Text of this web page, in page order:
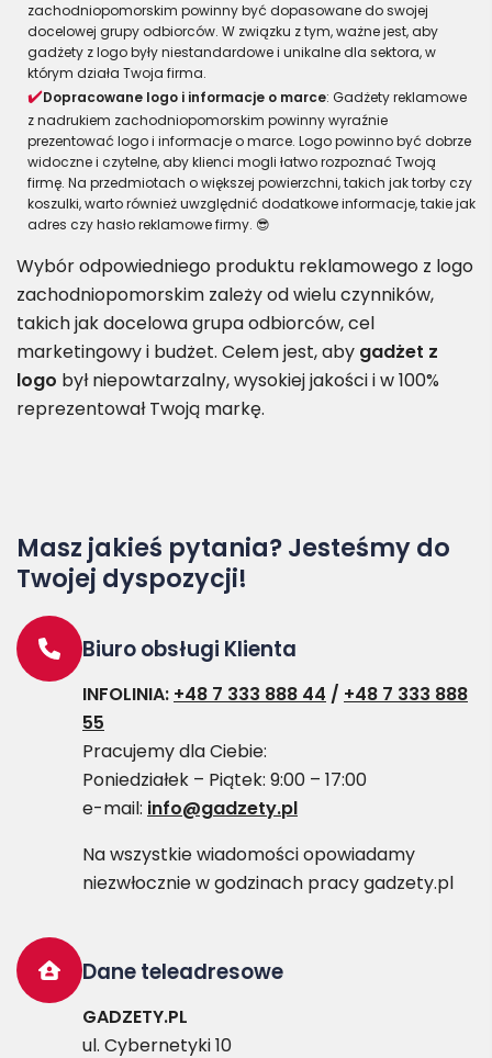
zachodniopomorskim powinny być dopasowane do swojej
docelowej grupy odbiorców. W związku z tym, ważne jest, aby
gadżety z logo były niestandardowe i unikalne dla sektora, w
którym działa Twoja firma.
Dopracowane logo i informacje o marce: Gadżety reklamowe
z nadrukiem zachodniopomorskim powinny wyraźnie
prezentować logo i informacje o marce. Logo powinno być dobrze
widoczne i czytelne, aby klienci mogli łatwo rozpoznać Twoją
firmę. Na przedmiotach o większej powierzchni, takich jak torby czy
koszulki, warto również uwzględnić dodatkowe informacje, takie jak
adres czy hasło reklamowe firmy. 😎
Wybór odpowiedniego produktu reklamowego z logo
zachodniopomorskim zależy od wielu czynników,
takich jak docelowa grupa odbiorców, cel
marketingowy i budżet. Celem jest, aby gadżet z
logo był niepowtarzalny, wysokiej jakości i w 100%
reprezentował Twoją markę.
Masz jakieś pytania? Jesteśmy do
Twojej dyspozycji!
Biuro obsługi Klienta
INFOLINIA: +48 7 333 888 44 / +48 7 333 888
55
Pracujemy dla Ciebie:
Poniedziałek – Piątek: 9:00 – 17:00
e-mail: info@gadzety.pl
Na wszystkie wiadomości opowiadamy
niezwłocznie w godzinach pracy gadzety.pl
Dane teleadresowe
GADZETY.PL
ul. Cybernetyki 10